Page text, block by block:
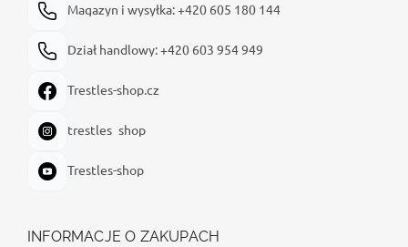
Magazyn i wysyłka: +420 605 180 144
Dział handlowy: +420 603 954 949
Trestles-shop.cz
trestles_shop
Trestles-shop
INFORMACJE O ZAKUPACH